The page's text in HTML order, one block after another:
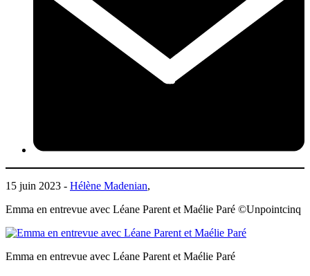
15 juin 2023 - Hélène Madenian,
Emma en entrevue avec Léane Parent et Maélie Paré ©Unpointcinq
Emma en entrevue avec Léane Parent et Maélie Paré